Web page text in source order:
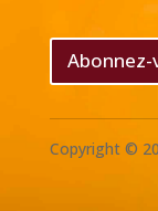
Copyright ©